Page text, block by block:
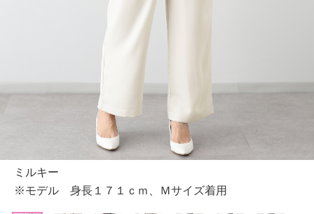
ミルキー
※モデル 身長１７１ｃｍ、Ｍサイズ着用